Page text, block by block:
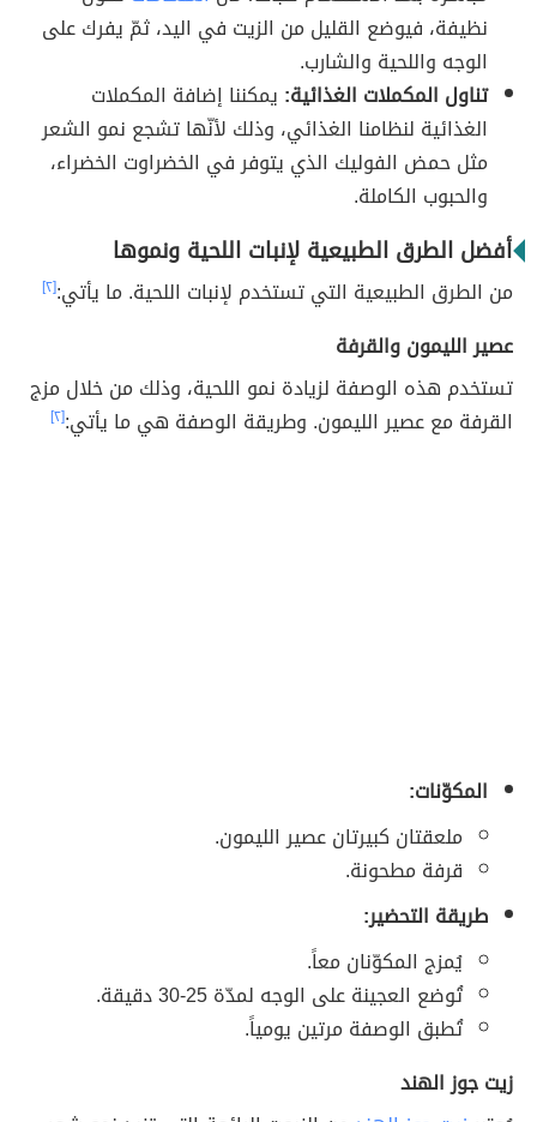
نظيفة، فيوضع القليل من الزيت في اليد، ثمّ يفرك على
الوجه واللحية والشارب.
تناول المكملات الغذائية: يمكننا إضافة المكملات
الغذائية لنظامنا الغذائي، وذلك لأنّها تشجع نمو الشعر
مثل حمض الفوليك الذي يتوفر في الخضراوت الخضراء،
والحبوب الكاملة.
أفضل الطرق الطبيعية لإنبات اللحية ونموها
من الطرق الطبيعية التي تستخدم لإنبات اللحية. ما يأتي:[٢]
عصير الليمون والقرفة
تستخدم هذه الوصفة لزيادة نمو اللحية، وذلك من خلال مزج
القرفة مع عصير الليمون. وطريقة الوصفة هي ما يأتي:[٢]
المكوّنات:
ملعقتان كبيرتان عصير الليمون.
قرفة مطحونة.
طريقة التحضير:
يُمزج المكوّنان معاً.
تُوضع العجينة على الوجه لمدّة 25-30 دقيقة.
تُطبق الوصفة مرتين يومياً.
زيت جوز الهند